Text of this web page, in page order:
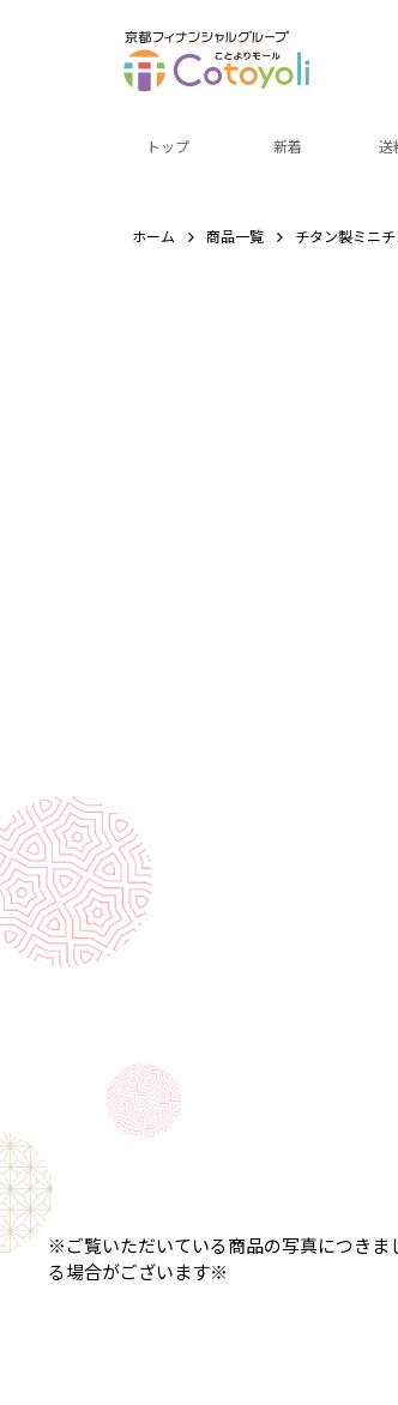
トップ 新着 送
ホーム 商品一覧 チタン製ミニ
※ご覧いただいている商品の写真につきま
る場合がございます※